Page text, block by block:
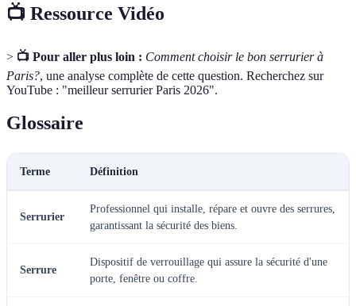
📺 Ressource Vidéo
> 📺 Pour aller plus loin : Comment choisir le bon serrurier à
Paris?, une analyse complète de cette question. Recherchez sur
YouTube : "meilleur serrurier Paris 2026".
Glossaire
Terme Définition
Serrurier
Professionnel qui installe, répare et ouvre des serrures,
garantissant la sécurité des biens.
Serrure
Dispositif de verrouillage qui assure la sécurité d'une
porte, fenêtre ou coffre.